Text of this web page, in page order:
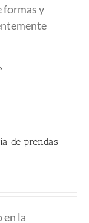
formas y
de prendas
en la